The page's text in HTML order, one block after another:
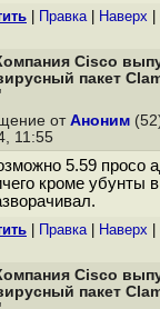
Правка| Наверх
Cisco
пакет
от Аноним
11:55
5.59 просо
кроме убунты
Правка| Наверх
Cisco
пакет